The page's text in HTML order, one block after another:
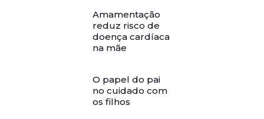
Amamentação
reduz risco de
doença cardíaca
na mãe
O papel do pai
no cuidado com
os filhos